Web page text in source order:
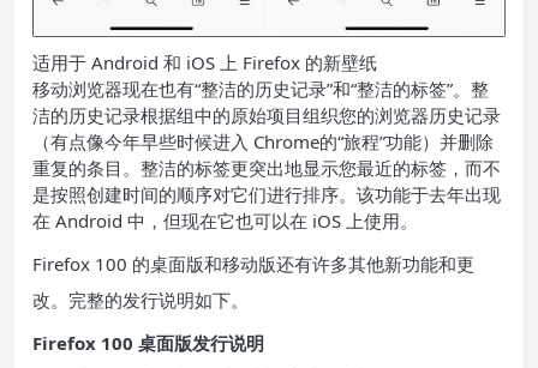
适用于 Android 和 iOS 上 Firefox 的新壁纸
移动浏览器现在也有“整洁的历史记录”和“整洁的标签”。整
洁的历史记录根据组中的原始项目组织您的浏览器历史记录
（有点像今年早些时候进入 Chrome的“旅程”功能）并删除
重复的条目。整洁的标签更突出地显示您最近的标签，而不
是按照创建时间的顺序对它们进行排序。该功能于去年出现
在 Android 中，但现在它也可以在 iOS 上使用。
Firefox 100 的桌面版和移动版还有许多其他新功能和更
改。完整的发行说明如下。
Firefox 100 桌面版发行说明